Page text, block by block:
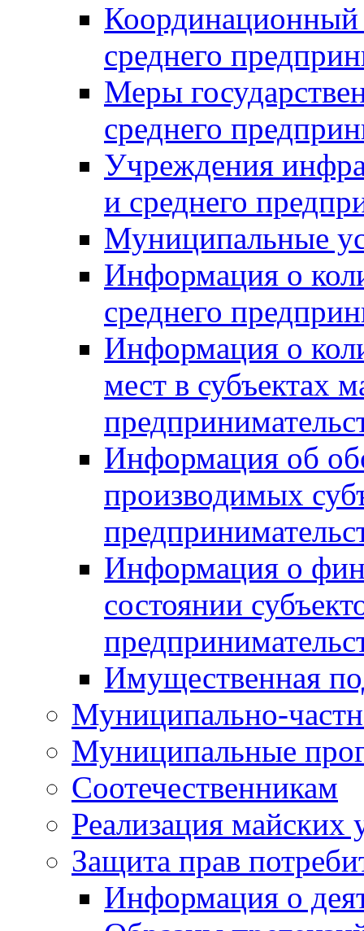
Координационный
среднего
Меры
среднего
Учреждения
и среднего
Муниципальные
Информация о
среднего
Информация о
мест в субъектах
Информация об
производимых
Информация о
состоянии
Имущественная
Муниципально-
Муниципальные
Соотечественникам
Реализация майских
Защита прав
Информация о